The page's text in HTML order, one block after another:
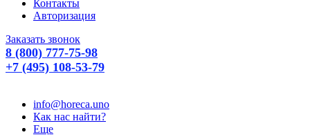
Контакты
Авторизация
Заказать звонок
8 (800) 777-75-98
+7 (495) 108-53-79
info@horeca.uno
Как нас найти?
Еще